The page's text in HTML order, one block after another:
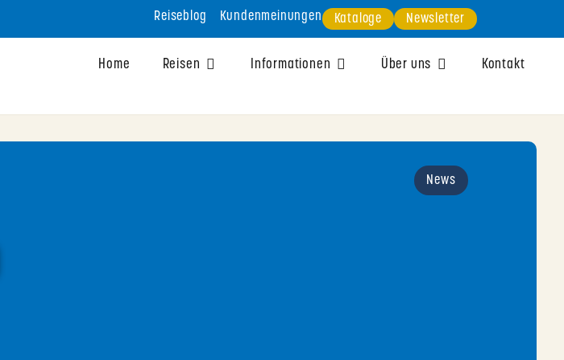
Reiseblog Kundenmeinungen Kataloge Newsletter
Home Reisen Informationen Über uns Kontakt
News